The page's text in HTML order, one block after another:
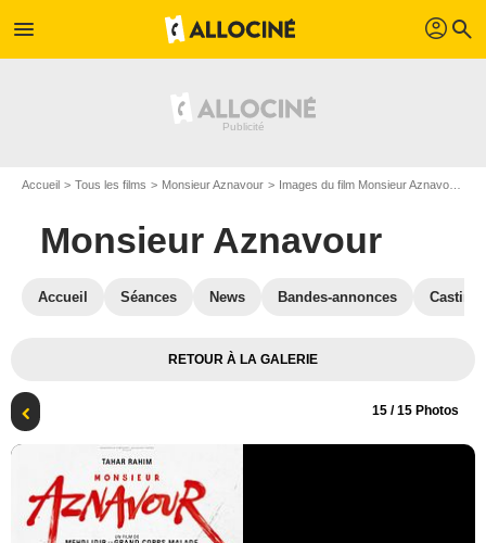
menu profil search
Accueil Tous les films Monsieur Aznavour Images du film Monsieur Aznavour
Monsieur Aznavour
Accueil Séances News Bandes-annonces Casting
RETOUR À LA GALERIE
15 / 15 Photos